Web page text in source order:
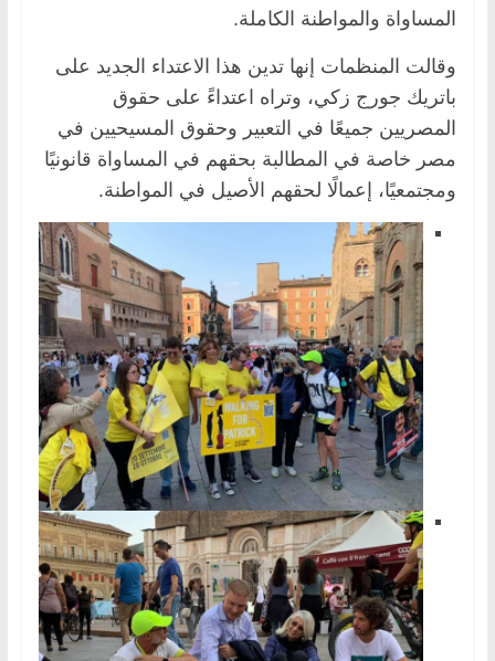
المساواة والمواطنة الكاملة.
وقالت المنظمات إنها تدين هذا الاعتداء الجديد على
باتريك جورج زكي، وتراه اعتداءً على حقوق
المصريين جميعًا في التعبير وحقوق المسيحيين في
مصر خاصة في المطالبة بحقهم في المساواة قانونيًا
ومجتمعيًا، إعمالًا لحقهم الأصيل في المواطنة.